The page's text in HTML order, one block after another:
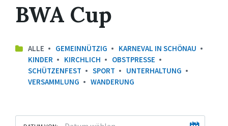
BWA Cup
ALLE GEMEINNÜTZIG
KARNEVAL IN SCHÖNAU
KINDER
KIRCHLICH
OBSTPRESSE
SCHÜTZENFEST
SPORT
UNTERHALTUNG
VERSAMMLUNG
WANDERUNG